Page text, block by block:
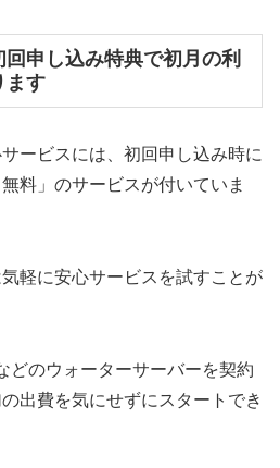
申し込み特典で初月の利
ます
ービスには、初回申し込み時に
料」のサービスが付いていま
軽に安心サービスを試すことが
どのウォーターサーバーを契約
出費を気にせずにスタートでき